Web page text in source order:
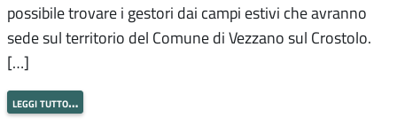
possibile trovare i gestori dai campi estivi che avranno
sede sul territorio del Comune di Vezzano sul Crostolo.
[…]
leggi tutto…